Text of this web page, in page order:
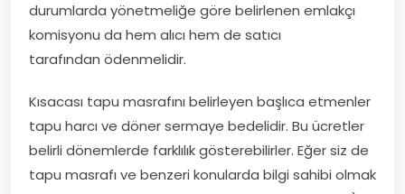
durumlarda yönetmeliğe göre belirlenen emlakçı
komisyonu da hem alıcı hem de satıcı
tarafından ödenmelidir.
Kısacası tapu masrafını belirleyen başlıca etmenler
tapu harcı ve döner sermaye bedelidir. Bu ücretler
belirli dönemlerde farklılık gösterebilirler. Eğer siz de
tapu masrafı ve benzeri konularda bilgi sahibi olmak